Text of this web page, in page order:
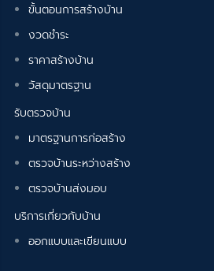
ขั้นตอนการสร้างบ้าน
งวดชำระ
ราคาสร้างบ้าน
วัสดุมาตรฐาน
รับตรวจบ้าน
มาตรฐานการก่อสร้าง
ตรวจบ้านระหว่างสร้าง
ตรวจบ้านส่งมอบ
บริการเกี่ยวกับบ้าน
ออกแบบและเขียนแบบ